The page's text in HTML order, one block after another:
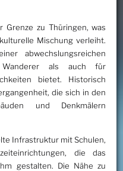
Grenze zu Thüringen, was
Mischung verleiht.
abwechslungsreichen
als auch für
bietet. Historisch
die sich in den
und Denkmälern
Infrastruktur mit Schulen,
die das
gestalten. Die Nähe zu